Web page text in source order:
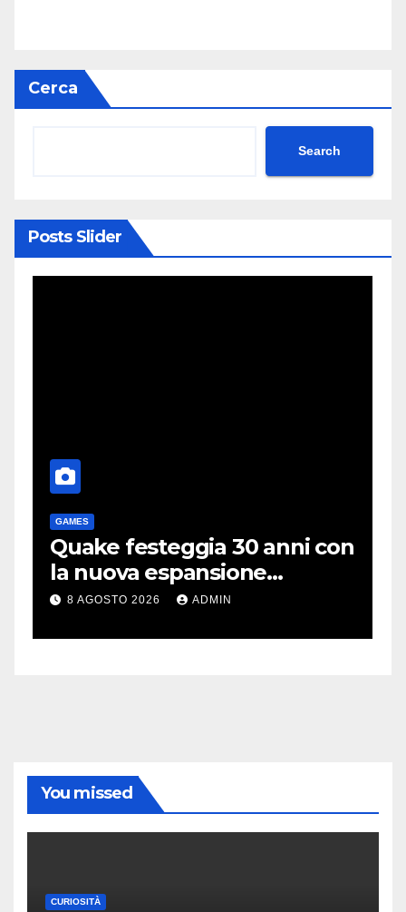
Cerca
Search
Posts Slider
GAMES
Quake festeggia 30 anni con
la nuova espansione
gratuita Dawn of The
8 AGOSTO 2026 ADMIN
You missed
CURIOSITÀ